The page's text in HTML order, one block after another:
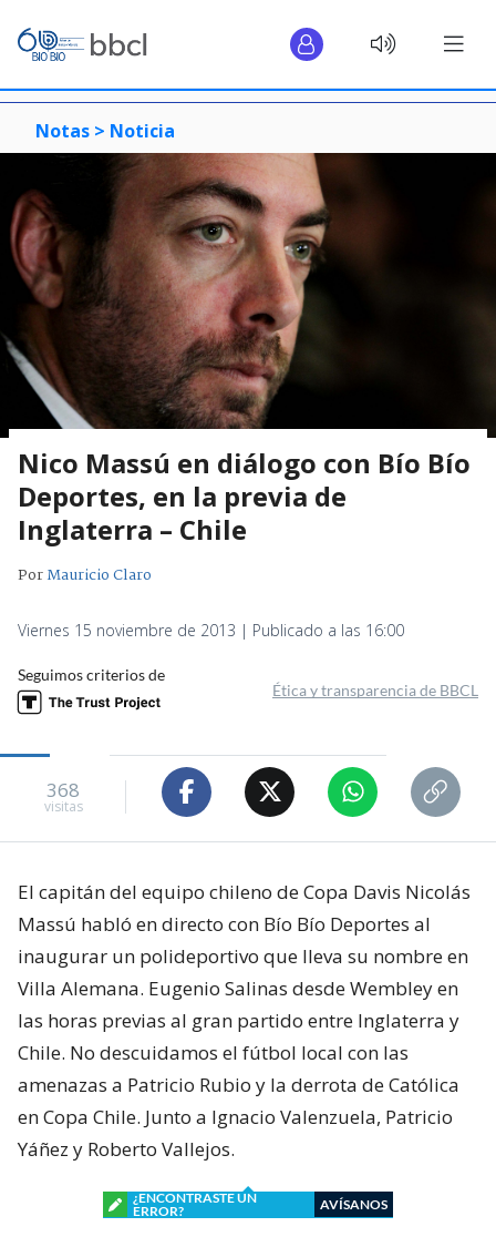
Notas > Noticia
Nico Massú en diálogo con Bío Bío
Deportes, en la previa de
Inglaterra – Chile
PorMauricio Claro
Viernes 15 noviembre de 2013 | Publicado a las 16:00
Seguimos criterios de
Ética y transparencia de BBCL
368
visitas
El capitán del equipo chileno de Copa Davis Nicolás
Massú habló en directo con Bío Bío Deportes al
inaugurar un polideportivo que lleva su nombre en
Villa Alemana. Eugenio Salinas desde Wembley en
las horas previas al gran partido entre Inglaterra y
Chile. No descuidamos el fútbol local con las
amenazas a Patricio Rubio y la derrota de Católica
en Copa Chile. Junto a Ignacio Valenzuela, Patricio
Yáñez y Roberto Vallejos.
¿ENCONTRASTE UN
ERROR?
AVÍSANOS